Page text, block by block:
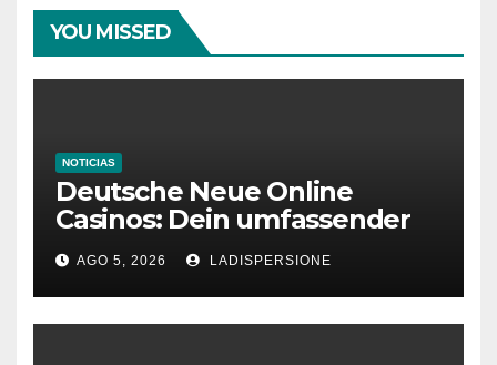
YOU MISSED
NOTICIAS
Deutsche Neue Online
Casinos: Dein umfassender
Ratgeber für moderne
Glücksspielplattformen
AGO 5, 2026 LADISPERSIONE